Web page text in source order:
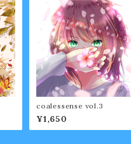
coalessense vol.3
¥1,650